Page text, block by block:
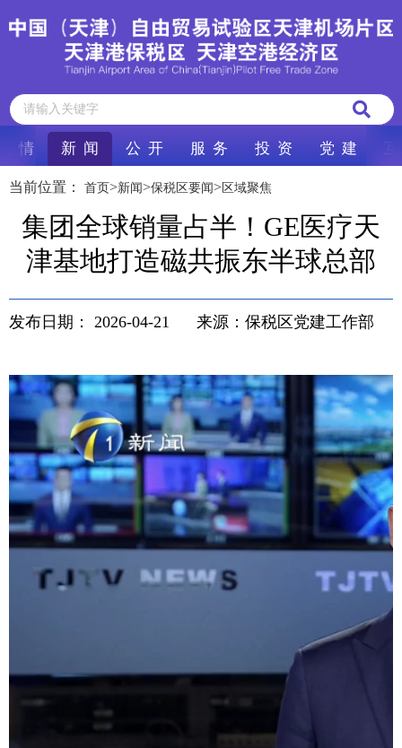
情 新 闻 公 开 服 务 投 资 党 建
当前位置： 首页>新闻>保税区要闻> 区域聚焦
集团全球销量占半！GE医疗天
津基地打造磁共振东半球总部
发布日期： 2026-04-21 来源：保税区党建工作部